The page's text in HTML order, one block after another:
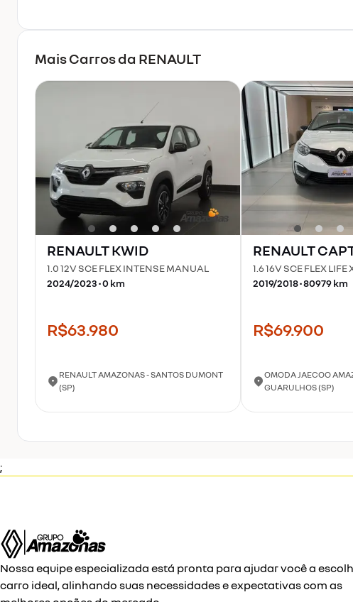
Mais Carros da RENAULT
RENAULTKWID
1.0 12V SCE FLEX INTENSE MANUAL
2024/2023•0km
R$63.980
RENAULT AMAZONAS - SANTOS DUMONT
(SP)
RENAULT
1.6 16V SCE FLEX LIFE
2019/2018•80979km
R$69.900
OMODA JAECOO
GUARULHOS (SP)
;
Nossa equipe especializada está pronta para ajudar você a
carro ideal, alinhando suas necessidades e expectativas com as